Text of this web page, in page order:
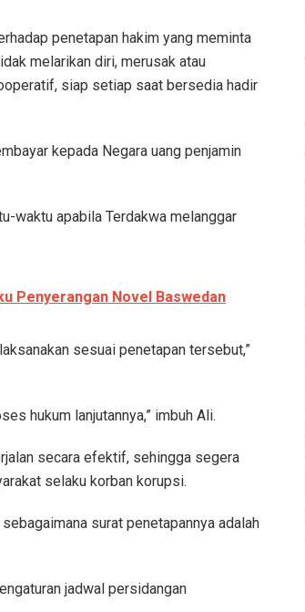
penetapan hakim yang meminta
melarikan diri, merusak atau
siap setiap saat bersedia hadir
kepada Negara uang penjamin
waktu apabila Terdakwa melanggar
Penyerangan Novel Baswedan
sesuai penetapan tersebut,”
hukum lanjutannya,” imbuh Ali.
secara efektif, sehingga segera
selaku korban korupsi.
surat penetapannya adalah
jadwal persidangan